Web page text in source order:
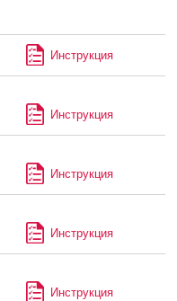
Инструкция
Инструкция
Инструкция
Инструкция
Инструкция